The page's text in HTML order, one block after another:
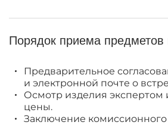
Порядок приема предметов
Предварительное
и электронной почте о
Осмотр изделия экспертом
цены.
Заключение комиссионного